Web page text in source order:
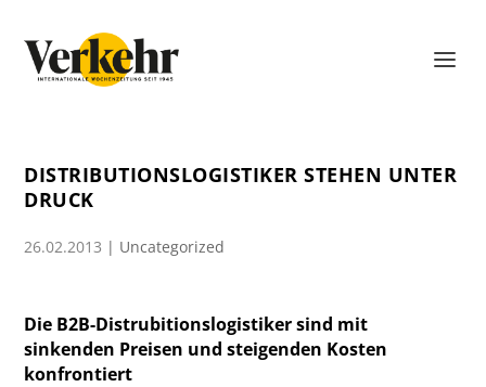
DISTRIBUTIONSLOGISTIKER STEHEN UNTER
DRUCK
26.02.2013 | Uncategorized
Die B2B-Distrubitionslogistiker sind mit
sinkenden Preisen und steigenden Kosten
konfrontiert